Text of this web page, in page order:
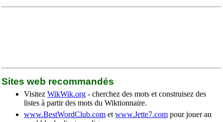
Sites web recommandés
Visitez WikWik.org - cherchez des mots et construisez des
listes à partir des mots du Wiktionnaire.
www.BestWordClub.com et www.Jette7.com pour jouer au